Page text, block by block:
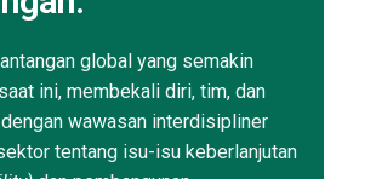
global yang semakin
ini, membekali diri, tim, dan
wawasan interdisipliner
tentang isu-isu keberlanjutan